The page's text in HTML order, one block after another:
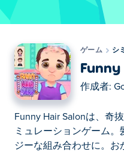
ゲーム シ
作成者:
Funny Hair Salonは、奇
ミュレーションゲーム
ジーな組み合わせに。お